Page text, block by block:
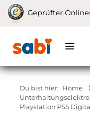
Zum Hauptinhalt
Geprüfter
Du bist hier: Home
Playstation PS5